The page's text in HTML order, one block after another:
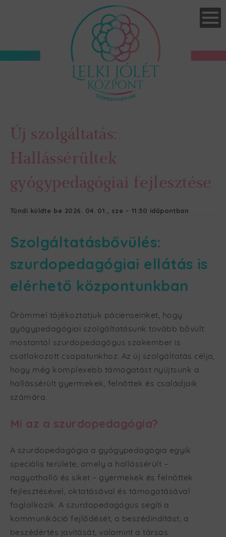
Új szolgáltatás:
Hallássérültek
gyógypedagógiai fejlesztése
Tündi küldte be 2026. 04. 01., sze – 11:30 időpontban
Szolgáltatásbővülés:
szurdopedagógiai ellátás is
elérhető központunkban
Örömmel tájékoztatjuk pácienseinket, hogy
gyógypedagógiai szolgáltatásunk tovább bővült:
mostantól szurdopedagógus szakember is
csatlakozott csapatunkhoz. Az új szolgáltatás célja,
hogy még komplexebb támogatást nyújtsunk a
hallássérült gyermekek, felnőttek és családjaik
számára.
Mi az a szurdopedagógia?
A szurdopedagógia a gyógypedagógia egyik
speciális területe, amely a hallássérült –
nagyothalló és siket – gyermekek és felnőttek
fejlesztésével, oktatásával és támogatásával
foglalkozik. A szurdopedagógus segíti a
kommunikáció fejlődését, a beszédindítást, a
beszédértés javítását, valamint a társas